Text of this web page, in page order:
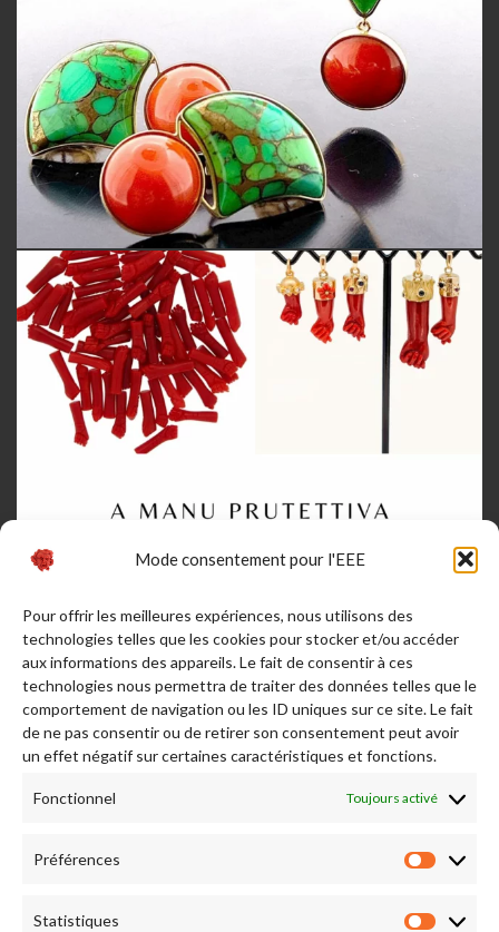
Mode consentement pour l'EEE
Pour offrir les meilleures expériences, nous utilisons des
technologies telles que les cookies pour stocker et/ou accéder
aux informations des appareils. Le fait de consentir à ces
technologies nous permettra de traiter des données telles que le
comportement de navigation ou les ID uniques sur ce site. Le fait
de ne pas consentir ou de retirer son consentement peut avoir
un effet négatif sur certaines caractéristiques et fonctions.
Fonctionnel Toujours activé
Préférences
Statistiques
Afficher plus... Suivez-nous sur Instagram